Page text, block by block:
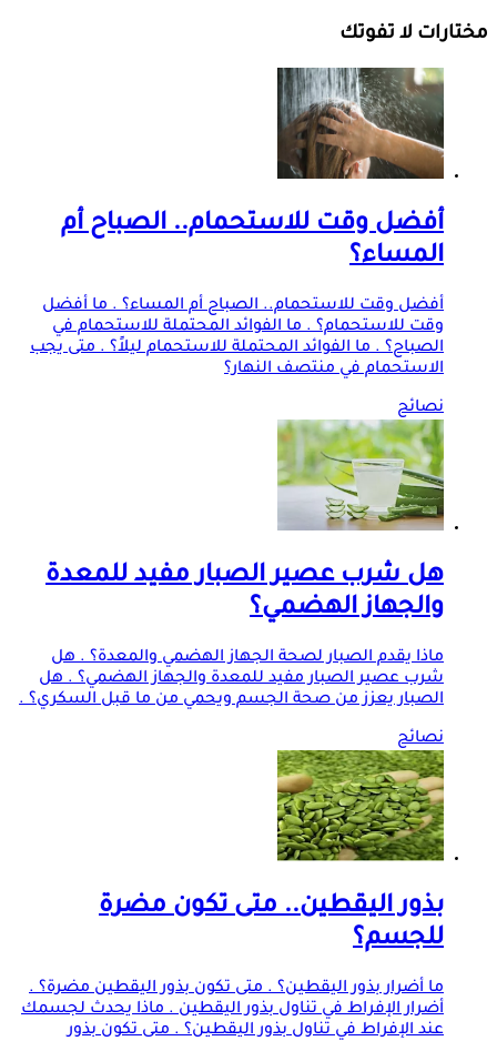
مختارات لا تفوتك
أفضل وقت للاستحمام.. الصباح أم
المساء؟
أفضل وقت للاستحمام.. الصباح أم المساء؟ . ما أفضل
وقت للاستحمام؟ . ما الفوائد المحتملة للاستحمام في
الصباح؟ . ما الفوائد المحتملة للاستحمام ليلاً؟ . متى يجب
الاستحمام في منتصف النهار؟
نصائح
هل شرب عصير الصبار مفيد للمعدة
والجهاز الهضمي؟
ماذا يقدم الصبار لصحة الجهاز الهضمي والمعدة؟ . هل
شرب عصير الصبار مفيد للمعدة والجهاز الهضمي؟ . هل
الصبار يعزز من صحة الجسم ويحمي من ما قبل السكري؟ .
نصائح
بذور اليقطين.. متى تكون مضرة
للجسم؟
ما أضرار بذور اليقطين؟ . متى تكون بذور اليقطين مضرة؟ .
أضرار الإفراط في تناول بذور اليقطين . ماذا يحدث لجسمك
عند الإفراط في تناول بذور اليقطين؟ . متى تكون بذور